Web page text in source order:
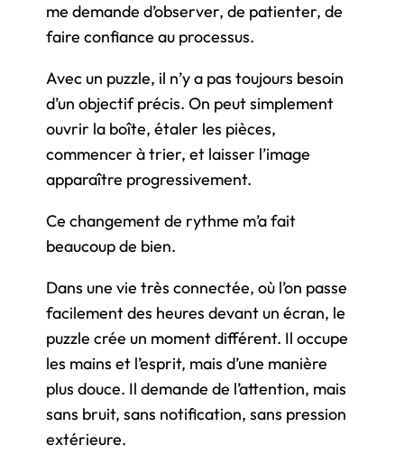
me demande d’observer, de patienter, de
faire confiance au processus.
Avec un puzzle, il n’y a pas toujours besoin
d’un objectif précis. On peut simplement
ouvrir la boîte, étaler les pièces,
commencer à trier, et laisser l’image
apparaître progressivement.
Ce changement de rythme m’a fait
beaucoup de bien.
Dans une vie très connectée, où l’on passe
facilement des heures devant un écran, le
puzzle crée un moment différent. Il occupe
les mains et l’esprit, mais d’une manière
plus douce. Il demande de l’attention, mais
sans bruit, sans notification, sans pression
extérieure.